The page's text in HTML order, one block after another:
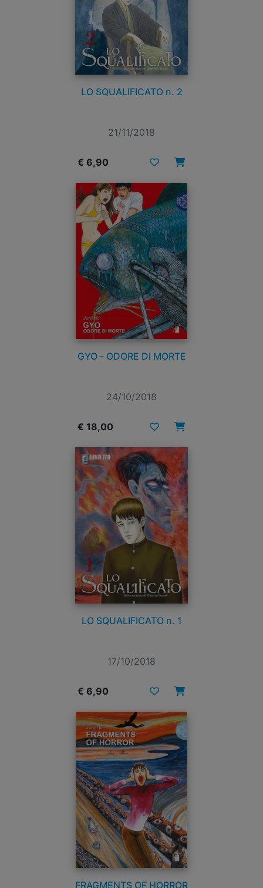
LO SQUALIFICATO n. 2
21/11/2018
€ 6,90
GYO - ODORE DI MORTE
24/10/2018
€ 18,00
LO SQUALIFICATO n. 1
17/10/2018
€ 6,90
FRAGMENTS OF HORROR